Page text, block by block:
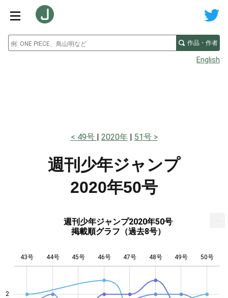
作品・作者
English
49号 2020年 51号
週刊少年ジャンプ
2020年50号
週刊少年ジャンプ2020年50号
掲載順グラフ（過去8号）
2
43号 44号 45号 46号 47号 48号 49号 50号